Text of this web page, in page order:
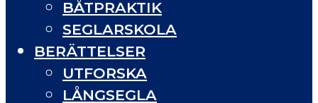
BÅTPRAKTIK
SEGLARSKOLA
BERÄTTELSER
UTFORSKA
LÅNGSEGLA